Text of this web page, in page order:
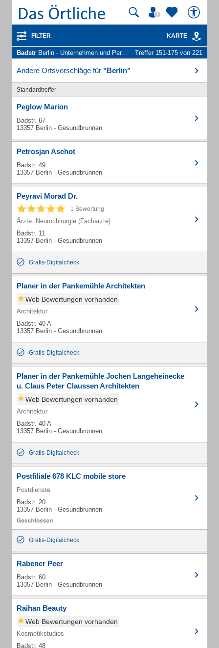
FILTER KARTE
Badstr Berlin - Unternehmen und Personen Treffer 151-175 von 221
Andere Ortsvorschläge für "Berlin"
Standardtreffer
Peglow Marion
Badstr. 67
13357 Berlin - Gesundbrunnen
Petrosjan Aschot
Badstr. 49
13357 Berlin - Gesundbrunnen
Peyravi Morad Dr.
1 Bewertung
Ärzte: Neurochirurgie (Fachärzte)
Badstr. 11
13357 Berlin - Gesundbrunnen
Gratis-Digitalcheck
Planer in der Pankemühle Architekten
Web Bewertungen vorhanden
Architektur
Badstr. 40 A
13357 Berlin - Gesundbrunnen
Gratis-Digitalcheck
Planer in der Pankemühle Jochen Langeheinecke
u. Claus Peter Claussen Architekten
Web Bewertungen vorhanden
Architektur
Badstr. 40 A
13357 Berlin - Gesundbrunnen
Gratis-Digitalcheck
Postfiliale 678 KLC mobile store
Postdienste
Badstr. 20
13357 Berlin - Gesundbrunnen
Gratis-Digitalcheck
Rabener Peer
Badstr. 60
13357 Berlin - Gesundbrunnen
Raihan Beauty
Web Bewertungen vorhanden
Kosmetikstudios
Badstr. 48